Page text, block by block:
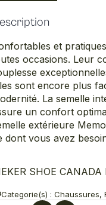
et
occasions. Leur
sont encore plus
La semelle
un confort
extérieure
dont vous avez
SHOE
Categorie(s) : Chaussures,